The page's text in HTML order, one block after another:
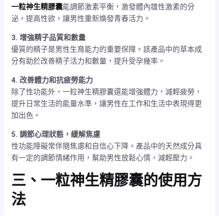
一粒神生精膠囊能調節激素平衡，激發體內雄性激素的分
泌，提高性欲，讓男性重新煥發青春活力。
3. 增強精子品質和數量
優質的精子是男性生育能力的重要保障。該產品中的草本成
分有助於改善精子活力和數量，提升受孕幾率。
4. 改善體力和抗疲勞能力
除了性功能外，一粒神生精膠囊還能增強體力，減輕疲勞，
提升日常生活的能量水準，讓男性在工作和生活中表現得更
加出色。
5. 調節心理狀態，緩解焦慮
性功能障礙常伴隨焦慮和自信心下降。產品中的天然成分具
有一定的調節情緒作用，幫助男性放鬆心情，減輕壓力。
三、一粒神生精膠囊的使用方
法